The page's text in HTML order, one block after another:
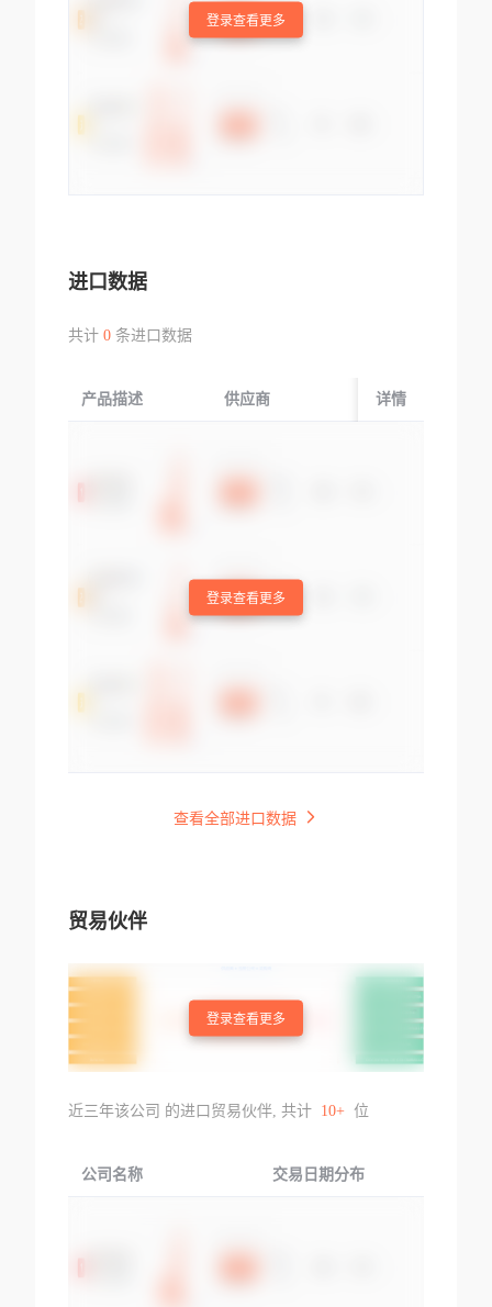
登录查看更多
进口数据
共计 0条进口数据
产品描述 供应商 起运国/地区
详情
登录查看更多
查看全部进口数据
贸易伙伴
登录查看更多
近三年该公司 的进口贸易伙伴, 共计 10+ 位
公司名称 交易日期分布